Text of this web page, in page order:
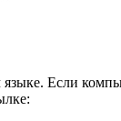
Если